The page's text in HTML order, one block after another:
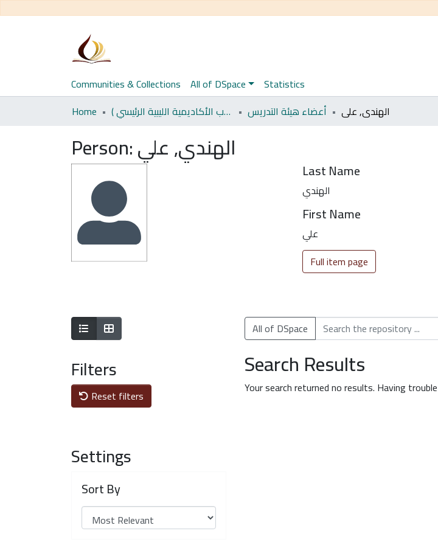
Communities & Collections All of DSpace
Statistics
Home
اﻷكاديمية الليبية للدراسات العليا (رسائل طلاب الأكاديمية الليبية الرئيسي ) أعضاء هيئة التدريس الهندي, علي
Person:الهندي, علي
Last Name
الهندي
First Name
علي
Full item page
Show as listShow as grid
Filters
Reset filters
Settings
Sort By
All of DSpace
Search Results
Your search returned no results. Having